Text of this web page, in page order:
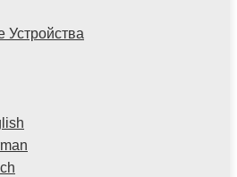
Устройства